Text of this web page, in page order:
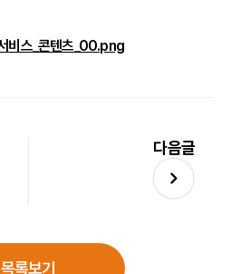
비스_콘텐츠_00.png
다음글
목록보기